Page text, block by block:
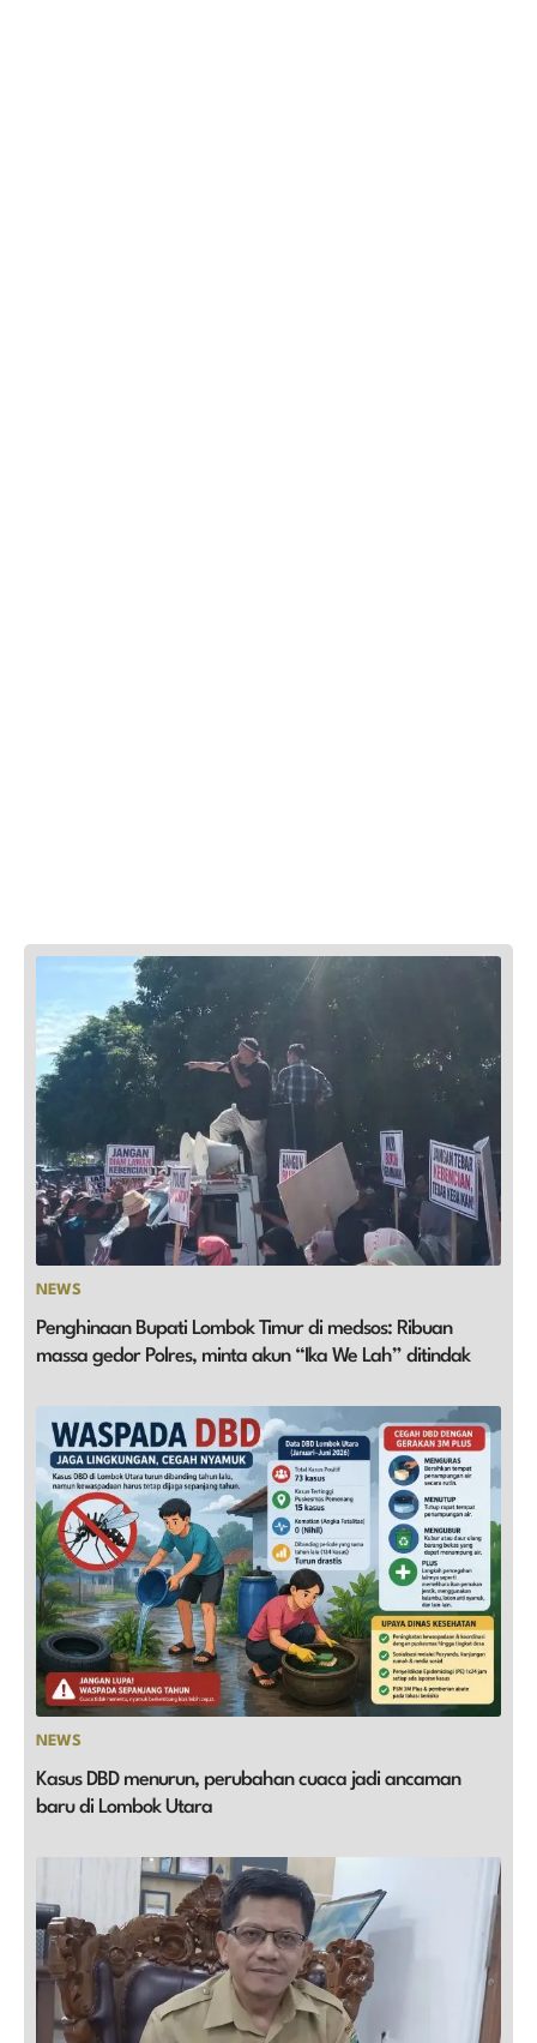
NEWS
Penghinaan Bupati Lombok Timur di medsos: Ribuan
massa gedor Polres, minta akun “Ika We Lah” ditindak
NEWS
Kasus DBD menurun, perubahan cuaca jadi ancaman
baru di Lombok Utara